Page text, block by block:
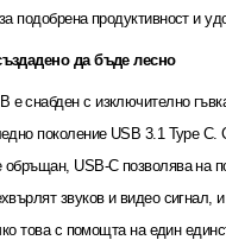
подобрена продуктивност и
да бъде лесно
е снабден с изключително
поколение USB 3.1 Type C.
обръщан, USB-C позволява на
звуков и видео сигнал,
това с помощта на един